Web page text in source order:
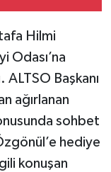
Hilmi
Odası’na
Başkanı
ağırlanan
sohbet
hediye
konuşan